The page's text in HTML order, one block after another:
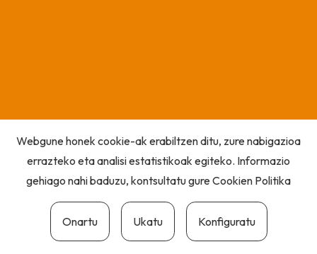
Webgune honek cookie-ak erabiltzen ditu, zure nabigazioa
errazteko eta analisi estatistikoak egiteko. Informazio
gehiago nahi baduzu, kontsultatu gureCookien Politika
Onartu Ukatu Konfiguratu